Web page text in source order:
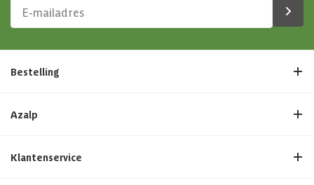
Bestelling
Azalp
Klantenservice